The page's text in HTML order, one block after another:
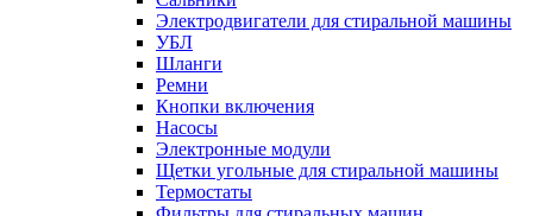
Электродвигатели для стиральной машины
УБЛ
Шланги
Ремни
Кнопки включения
Насосы
Электронные модули
Щетки угольные для стиральной машины
Термостаты